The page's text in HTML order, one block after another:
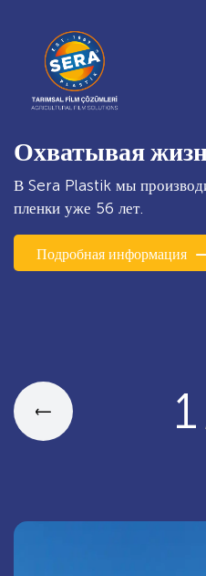
Охватывая
В Sera Plastik мы
пленки уже 56 лет.
Подробная информация
1